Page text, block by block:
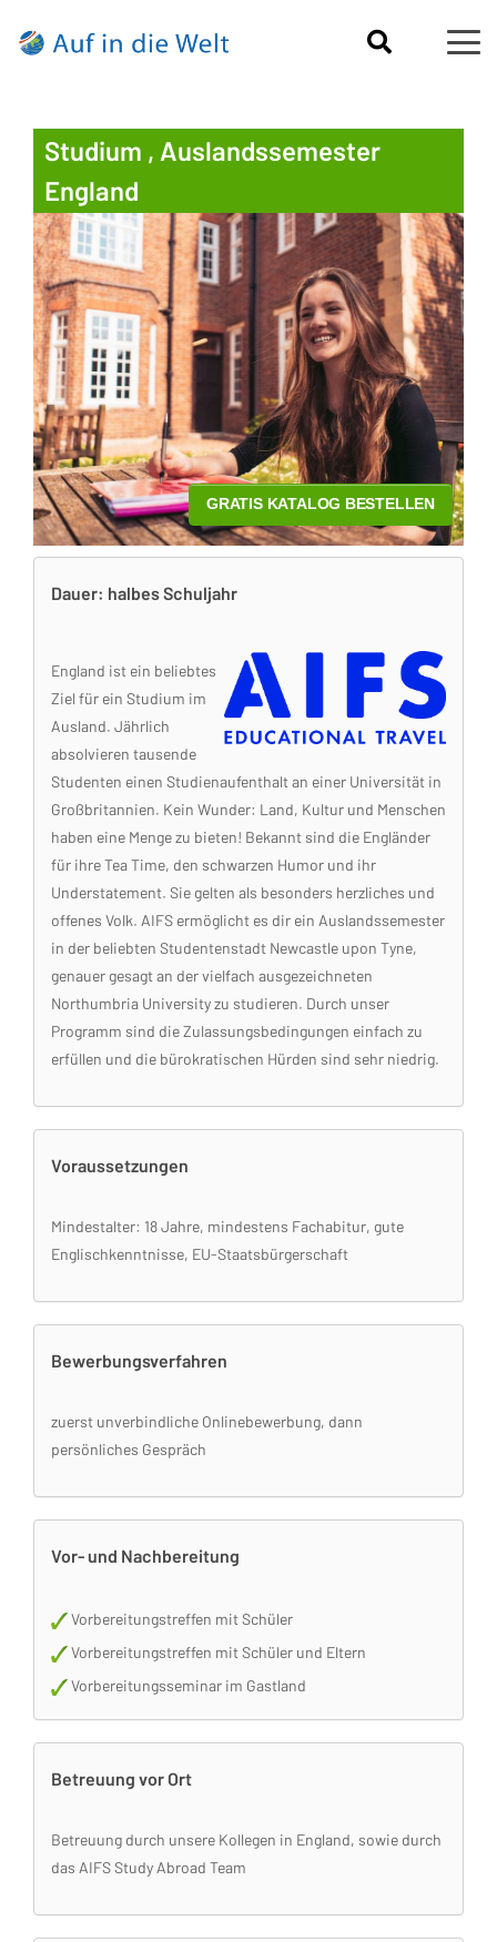
Studium , Auslandssemester
England
Dauer: halbes Schuljahr
England ist ein beliebtes
Ziel für ein Studium im
Ausland. Jährlich
absolvieren tausende
Studenten einen Studienaufenthalt an einer Universität in
Großbritannien. Kein Wunder: Land, Kultur und Menschen
haben eine Menge zu bieten! Bekannt sind die Engländer
für ihre Tea Time, den schwarzen Humor und ihr
Understatement. Sie gelten als besonders herzliches und
offenes Volk. AIFS ermöglicht es dir ein Auslandssemester
in der beliebten Studentenstadt Newcastle upon Tyne,
genauer gesagt an der vielfach ausgezeichneten
Northumbria University zu studieren. Durch unser
Programm sind die Zulassungsbedingungen einfach zu
erfüllen und die bürokratischen Hürden sind sehr niedrig.
Voraussetzungen
Mindestalter: 18 Jahre, mindestens Fachabitur, gute
Englischkenntnisse, EU-Staatsbürgerschaft
Bewerbungsverfahren
zuerst unverbindliche Onlinebewerbung, dann
persönliches Gespräch
Vor- und Nachbereitung
Vorbereitungstreffen mit Schüler
Vorbereitungstreffen mit Schüler und Eltern
Vorbereitungsseminar im Gastland
Betreuung vor Ort
Betreuung durch unsere Kollegen in England, sowie durch
das AIFS Study Abroad Team